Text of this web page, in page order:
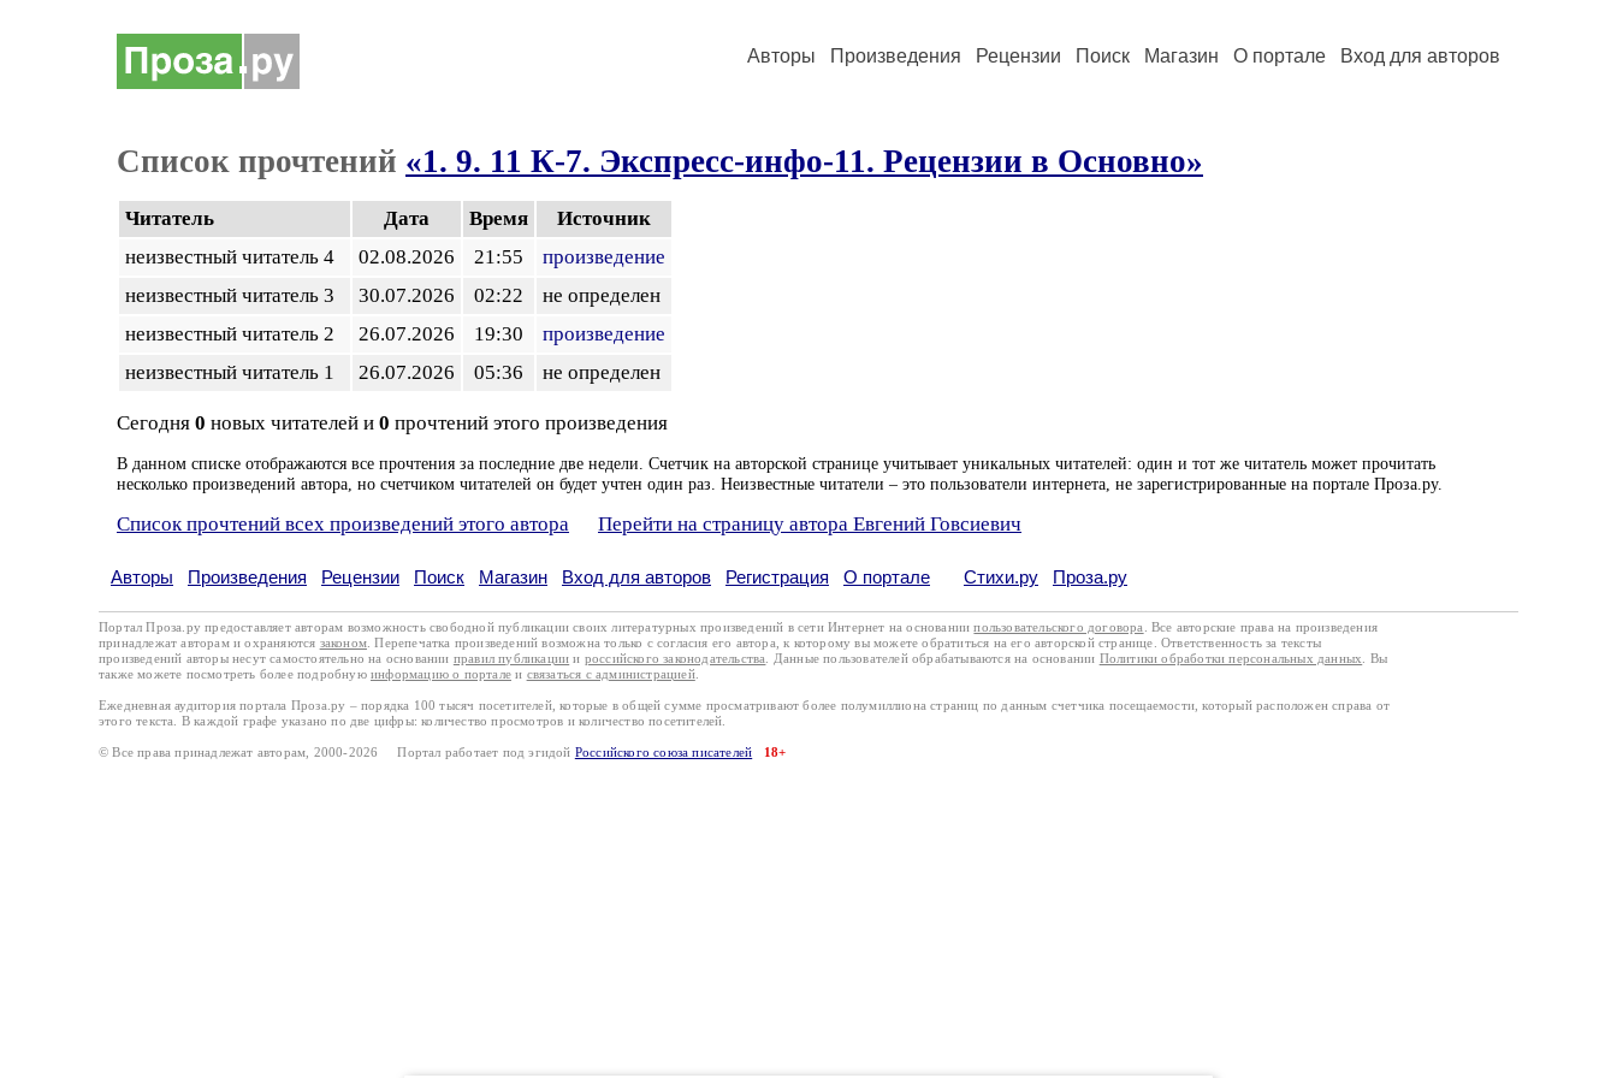
Авторы Произведения Рецензии Поиск Магазин О портале Вход для авторов
Список прочтений «1. 9. 11 К-7. Экспресс-инфо-11. Рецензии в Основно»
Читатель Дата Время
Источник
неизвестный читатель 4
02.08.2026 21:55
произведение
неизвестный читатель 3
30.07.2026 02:22
не определен
неизвестный читатель 2
26.07.2026 19:30
произведение
неизвестный читатель 1
26.07.2026 05:36 не определен
Сегодня 0 новых читателей и 0 прочтений этого произведения
В данном списке отображаются все прочтения за последние две недели. Счетчик на авторской странице учитывает уникальных читателей: один и тот же читатель может прочитать
несколько произведений автора, но счетчиком читателей он будет учтен один раз. Неизвестные читатели – это пользователи интернета, не зарегистрированные на портале Проза.ру.
Список прочтений всех произведений этого автора Перейти на страницу автора Евгений Говсиевич
Авторы Произведения Рецензии Поиск Магазин Вход для авторов Регистрация О портале Стихи.ру Проза.ру
Портал Проза.ру предоставляет авторам возможность свободной публикации своих литературных произведений в сети Интернет на основаниипользовательского договора
. Все авторские права на произведения
принадлежат авторам и охраняются законом . Перепечатка произведений возможна только с согласия его автора, к которому вы можете обратиться на его авторской странице. Ответственность за тексты
произведений авторы несут самостоятельно на основании правил публикации и российского законодательства . Данные пользователей обрабатываются на основании Политики обработки персональных данных
. Вы
также можете посмотреть более подробную информацию о портале и связаться с администрацией.
Ежедневная аудитория портала Проза.ру – порядка 100 тысяч посетителей, которые в общей сумме просматривают более полумиллиона страниц по данным счетчика посещаемости, который расположен справа от
этого текста. В каждой графе указано по две цифры: количество просмотров и количество посетителей.
© Все права принадлежат авторам, 2000-2026 Портал работает под эгидой Российского союза писателей 18+